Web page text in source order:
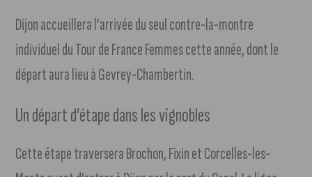
Dijon accueillera l’arrivée du seul contre-la-montre
individuel du Tour de France Femmes cette année, dont le
départ aura lieu à Gevrey-Chambertin.
Un départ d’étape dans les vignobles
Cette étape traversera Brochon, Fixin et Corcelles-les-